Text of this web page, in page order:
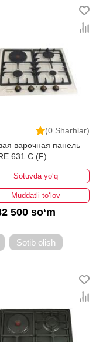
(0 Sharhlar)
варочная панель
631 C (F)
Sotuvda yo‘q
Muddatli to‘lov
500 so‘m
Sotib olish